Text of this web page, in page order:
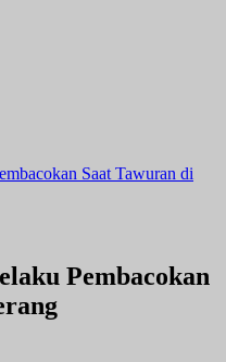
Saat Tawuran di
Pembacokan